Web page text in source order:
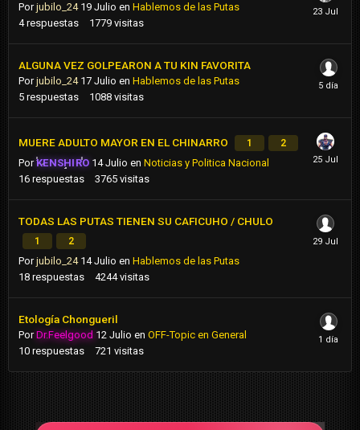
Porjubilo_24 19 Julio en Hablemos de las Putas
4 respuestas 1779 visitas
ALGUNA VEZ GOLPEARON A TU KIN FAVORITA
Porjubilo_24 17 Julio en Hablemos de las Putas
5 respuestas 1088 visitas
MUERE ADULTO MAYOR EN EL CHINARRO 1 2
PorKENSHIRO 14 Julio enNoticias y Politica Nacional
16 respuestas 3765 visitas
TODAS LAS PUTAS TIENEN SU CAFICUHO / CHULO
1 2
Porjubilo_24 14 Julio en Hablemos de las Putas
18 respuestas 4244 visitas
Etología Chongueril
PorDr.Feelgood 12 Julio en OFF-Topic en General
10 respuestas 721 visitas